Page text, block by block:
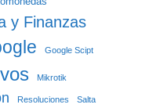
y Finanzas
Google Scipt
Mikrotik
Resoluciones Salta